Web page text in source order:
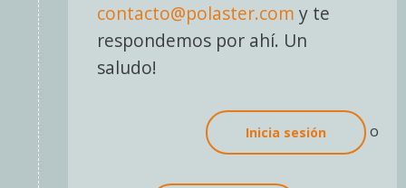
contacto@polaster.com y te
respondemos por ahí. Un
saludo!
Inicia sesión o